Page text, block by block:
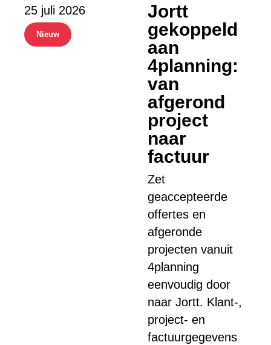
25 juli 2026
Nieuw
Jortt
gekoppeld
aan
4planning:
van
afgerond
project
naar
factuur
Zet
geaccepteerde
offertes en
afgeronde
projecten vanuit
4planning
eenvoudig door
naar Jortt. Klant-,
project- en
factuurgegevens